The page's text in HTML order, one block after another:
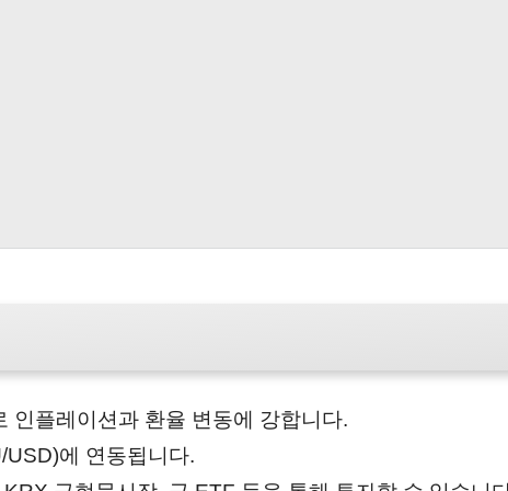
인플레이션과 환율 변동에 강합니다.
에 연동됩니다.